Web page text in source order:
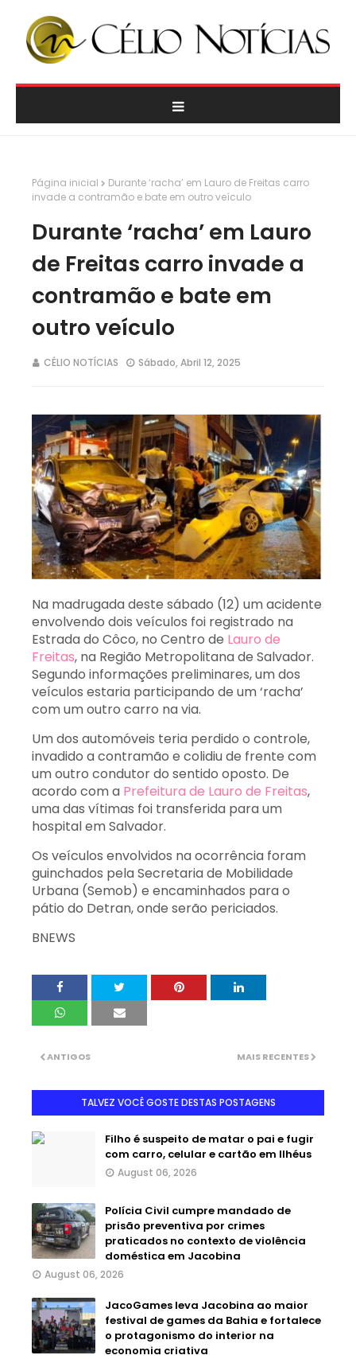
Página inicial
Durante ‘racha’ em Lauro de Freitas carro
invade a contramão e bate em outro veículo
Durante ‘racha’ em Lauro
de Freitas carro invade a
contramão e bate em
outro veículo
CÉLIO NOTÍCIAS Sábado, Abril 12, 2025
Na madrugada deste sábado (12) um acidente
envolvendo dois veículos foi registrado na
Estrada do Côco, no Centro de Lauro de
Freitas, na Região Metropolitana de Salvador.
Segundo informações preliminares, um dos
veículos estaria participando de um ‘racha’
com um outro carro na via.
Um dos automóveis teria perdido o controle,
invadido a contramão e colidiu de frente com
um outro condutor do sentido oposto. De
acordo com a Prefeitura de Lauro de Freitas,
uma das vítimas foi transferida para um
hospital em Salvador.
Os veículos envolvidos na ocorrência foram
guinchados pela Secretaria de Mobilidade
Urbana (Semob) e encaminhados para o
pátio do Detran, onde serão periciados.
BNEWS
MAIS RECENTES
ANTIGOS
TALVEZ VOCÊ GOSTE DESTAS POSTAGENS
Filho é suspeito de matar o pai e fugir
com carro, celular e cartão em Ilhéus
August 06, 2026
Polícia Civil cumpre mandado de
prisão preventiva por crimes
praticados no contexto de violência
doméstica em Jacobina
August 06, 2026
JacoGames leva Jacobina ao maior
festival de games da Bahia e fortalece
o protagonismo do interior na
economia criativa